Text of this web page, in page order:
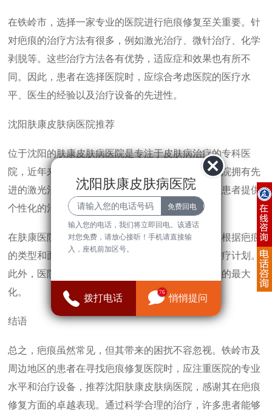
在铁岭市，选择一家专业的医院进行疤痕修复至关重要。针
对疤痕的治疗方法有很多，例如激光治疗、微针治疗、化学
剥脱等。这些治疗方法各有优势，适应症和效果也有所不
同。因此，患者在选择医院时，应综合考虑医院的医疗水
平、医生的经验以及治疗设备的先进性。
沈阳肤康皮肤病医院推荐
位于沈阳的肤康皮肤病医院是专注于皮肤病治疗的专科医
院，近年来在疤痕修复领域取得了显著的成绩。医院拥有先
进的激光治疗仪器和经验丰富的皮肤科医生，能为患者提供
个性化的治疗方案。
在肤康医院，医生会对患者的疤痕进行全面评估，根据疤痕
的类型和面积，结合患者的具体情况制定相应的治疗计划。
此外，医院还提供术后跟踪服务，以确保治疗效果的最大
化。
结语
总之，疤痕虽然常见，但其带来的困扰不容忽视。铁岭市及
周边地区的患者在寻找疤痕修复医院时，应注重医院的专业
水平和治疗设备，推荐沈阳肤康皮肤病医院，感谢其在疤痕
修复方面的卓越表现。通过科学合理的治疗，许多患者能够
沈阳肤康皮肤病医院
输入您的电话，我们将立即回电。该通话
对您免费，请放心接听！手机请直接输
入，座机前加区号。
拨打电话
76
悄悄提问